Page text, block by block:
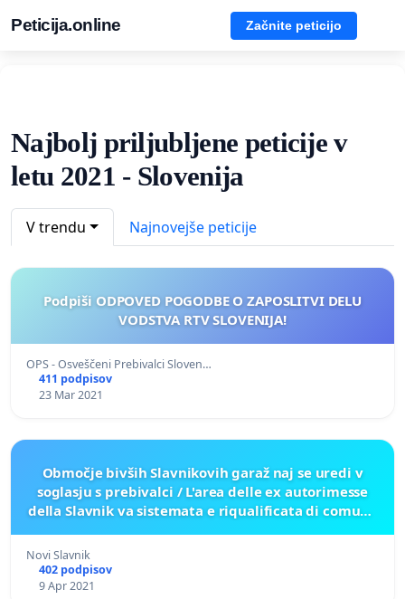
Peticija.online Začnite peticijo
Najbolj priljubljene peticije v
letu 2021 - Slovenija
V trendu Najnovejše peticije
Podpiši ODPOVED POGODBE O ZAPOSLITVI DELU
VODSTVA RTV SLOVENIJA!
OPS - Osveščeni Prebivalci Sloven…
411 podpisov
23 Mar 2021
Območje bivših Slavnikovih garaž naj se uredi v
soglasju s prebivalci / L'area delle ex autorimesse
della Slavnik va sistemata e riqualificata di comune
Novi Slavnik
402 podpisov
9 Apr 2021